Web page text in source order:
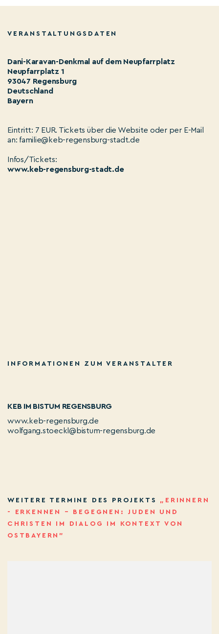
VERANSTALTUNGSDATEN
Dani-Karavan-Denkmal auf dem Neupfarrplatz
Neupfarrplatz 1
93047 Regensburg
Deutschland
Bayern
Eintritt: 7 EUR. Tickets über die Website oder per E-Mail
an: familie@keb-regensburg-stadt.de
Infos/Tickets:
www.keb-regensburg-stadt.de
INFORMATIONEN ZUM VERANSTALTER
KEB IM BISTUM REGENSBURG
www.keb-regensburg.de
wolfgang.stoeckl@bistum-regensburg.de
WEITERE TERMINE DES PROJEKTS „ERINNERN
- ERKENNEN – BEGEGNEN: JUDEN UND
CHRISTEN IM DIALOG IM KONTEXT VON
OSTBAYERN”